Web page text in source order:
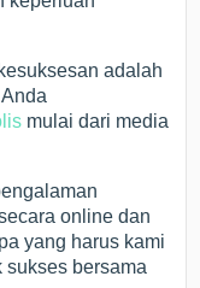
adalah
mulai dari media
online dan
yang harus kami
sukses bersama